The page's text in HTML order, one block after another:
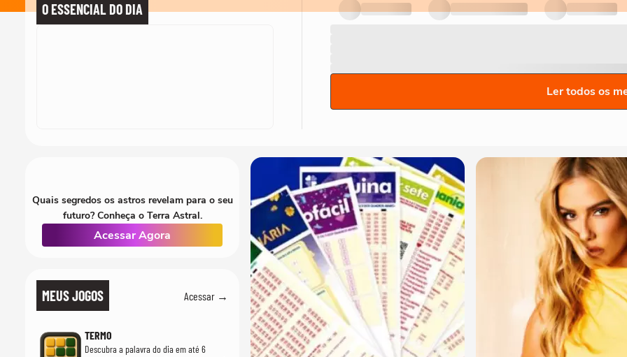
O ESSENCIAL DO DIA
Ler todos os
MEUS JOGOS Acessar →
TERMO
Descubra a palavra do dia em até 6
Quais segredos os astros revelam para o seu
futuro? Conheça o Terra Astral.
Acessar Agora